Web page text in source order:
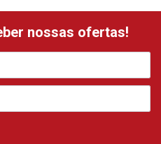
nossas ofertas!